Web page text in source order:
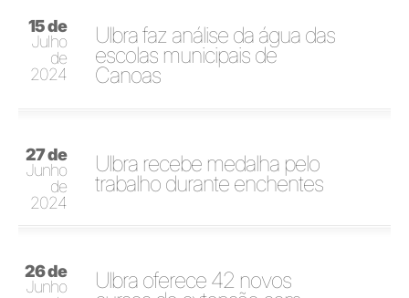
15 de
Julho
de
2024
Ulbra faz análise da água das
escolas municipais de
Canoas
27 de
Junho
de
2024
Ulbra recebe medalha pelo
trabalho durante enchentes
26 de
Junho
Ulbra oferece 42 novos